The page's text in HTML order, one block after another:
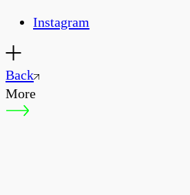
Instagram
Back
More